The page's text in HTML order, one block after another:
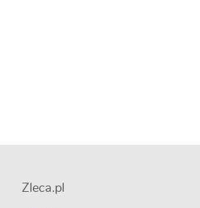
Zleca.pl